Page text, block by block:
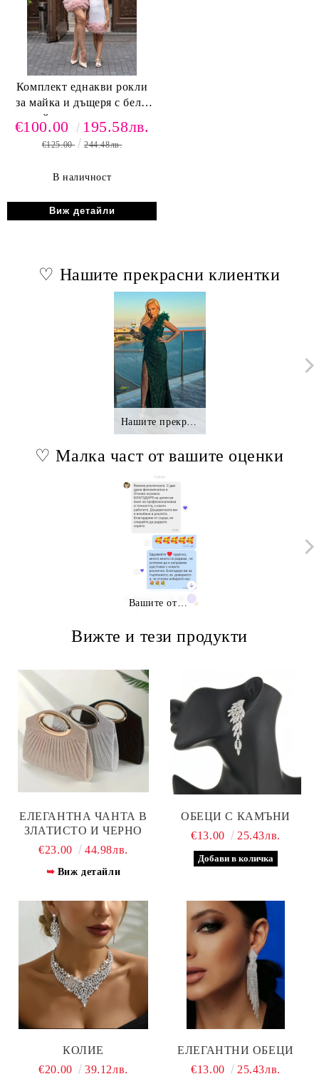
Комплект еднакви рокли
за майка и дъщеря с бели
пайети и тюл пудра
€100.00 195.58лв.
€125.00 244.48лв.
В наличност
Виж детайли
♡ Нашите прекрасни клиентки
Нашите прекрасни клиентки.,.
♡ Малка част от вашите оценки
Вашите отзиви
Вижте и тези продукти
ЕЛЕГАНТНА ЧАНТА В
ЗЛАТИСТО И ЧЕРНО
€23.00
44.98лв.
Виж детайли
ОБЕЦИ С КАМЪНИ
€13.00
25.43лв.
КОЛИЕ
€20.00
39.12лв.
ЕЛЕГАНТНИ ОБЕЦИ
€13.00
25.43лв.